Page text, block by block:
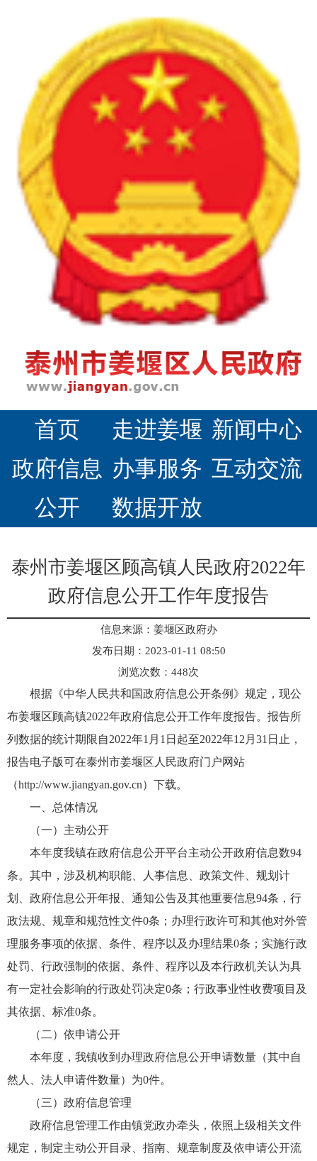
首页 走进姜堰 新闻中心
政府信息
公开
办事服务 互动交流
数据开放
泰州市姜堰区顾高镇人民政府2022年
政府信息公开工作年度报告
信息来源：姜堰区政府办
发布日期：2023-01-11 08:50
浏览次数： 448次
根据《中华人民共和国政府信息公开条例》规定，现公
布姜堰区顾高镇2022年政府信息公开工作年度报告。报告所
列数据的统计期限自2022年1月1日起至2022年12月31日止，
报告电子版可在泰州市姜堰区人民政府门户网站
（http://www.jiangyan.gov.cn）下载。
一、总体情况
（一）主动公开
本年度我镇在政府信息公开平台主动公开政府信息数94
条。 其中，涉及机构职能、人事信息、政策文件、规划计
划、政府信息公开年报、通知公告及其他重要信息94条， 行
政法规、规章和规范性文件0条； 办理行政许可和其他对外管
理服务事项的依据、条件、程序以及办理结果0条； 实施行政
处罚、行政强制的依据、条件、程序以及本行政机关认为具
有一定社会影响的行政处罚决定0条； 行政事业性收费项目及
其依据、标准0条。
（二）依申请公开
本年度，我镇收到办理政府信息公开申请数量（其中自
然人、法人申请件数量）为0件。
（三）政府信息管理
政府信息管理工作由镇党政办牵头，依照上级相关文件
规定，制定主动公开目录、指南、规章制度及依申请公开流